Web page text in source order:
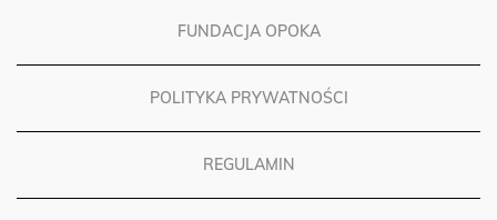
FUNDACJA OPOKA
POLITYKA PRYWATNOŚCI
REGULAMIN